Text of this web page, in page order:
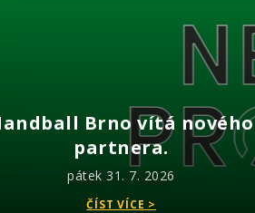
Brno vítá nového
partnera.
pátek 31. 7. 2026
ČÍST VÍCE >